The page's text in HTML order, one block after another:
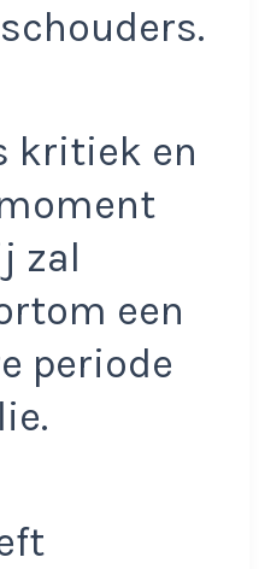
kritiek en
zal
een
periode